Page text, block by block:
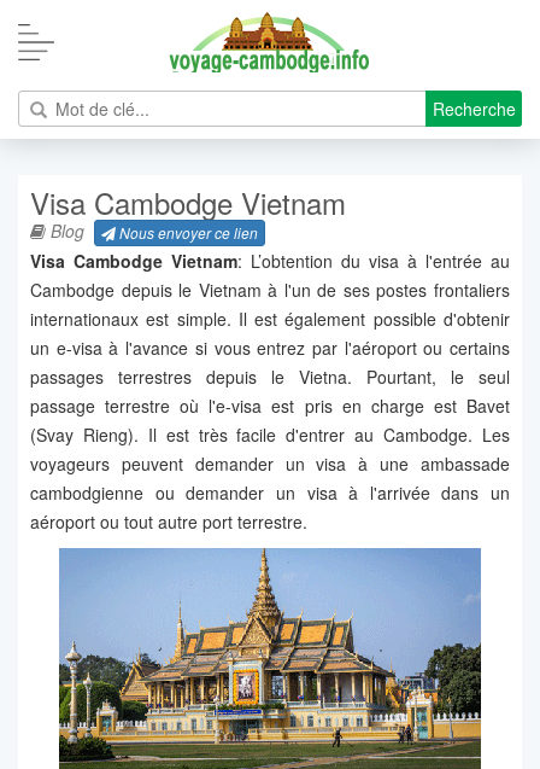
Recherche
Visa Cambodge Vietnam
Blog Nous envoyer ce lien
Visa Cambodge Vietnam: L’obtention du visa à l'entrée au
Cambodge depuis le Vietnam à l'un de ses postes frontaliers
internationaux est simple. Il est également possible d'obtenir
un e-visa à l'avance si vous entrez par l'aéroport ou certains
passages terrestres depuis le Vietna. Pourtant, le seul
passage terrestre où l'e-visa est pris en charge est Bavet
(Svay Rieng). Il est très facile d'entrer au Cambodge. Les
voyageurs peuvent demander un visa à une ambassade
cambodgienne ou demander un visa à l'arrivée dans un
aéroport ou tout autre port terrestre.